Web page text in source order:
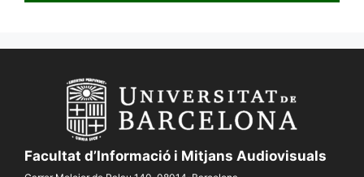
Facultat d’Informació i Mitjans Audiovisuals